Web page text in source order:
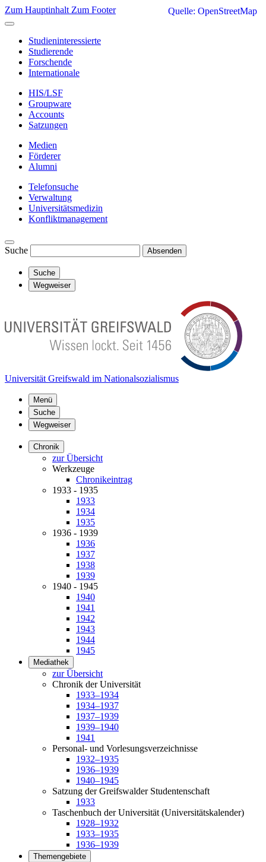
Zum Hauptinhalt Zum Footer
Studieninteressierte
Studierende
Forschende
Internationale
HIS/LSF
Groupware
Accounts
Satzungen
Medien
Förderer
Alumni
Telefonsuche
Verwaltung
Universitätsmedizin
Konfliktmanagement
Suche Absenden
Suche
Wegweiser
Universität Greifswald im Nationalsozialismus
Menü
Suche
Wegweiser
Chronik
zur Übersicht
Werkzeuge
Chronikeintrag
1933 - 1935
1933
1934
1935
1936 - 1939
1936
1937
1938
1939
1940 - 1945
1940
1941
1942
1943
1944
1945
Mediathek
zur Übersicht
Chronik der Universität
1933–1934
1934–1937
1937–1939
1939–1940
1941
Personal- und Vorlesungsverzeichnisse
1932–1935
1936–1939
1940–1945
Satzung der Greifswalder Studentenschaft
1933
Taschenbuch der Universität (Universitätskalender)
1928–1932
1933–1935
1936–1939
Themengebiete
Quelle: OpenStreetMap